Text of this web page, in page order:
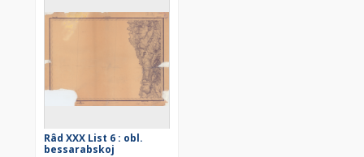
Râd XXX List 6 : obl.
bessarabskoj